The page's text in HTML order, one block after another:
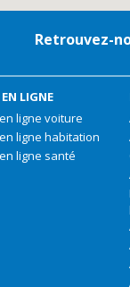
Retrouvez-
LIGNE
ligne voiture
ligne habitation
ligne santé